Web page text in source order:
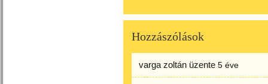
Hozzászólások
varga zoltán üzente 5 éve